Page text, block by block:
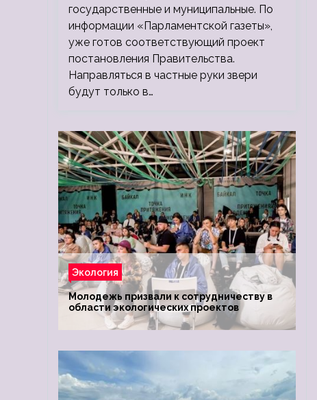
государственные и муниципальные. По
информации «Парламентской газеты»,
уже готов соответствующий проект
постановления Правительства.
Направляться в частные руки звери
будут только в…
Экология
Молодежь призвали к сотрудничеству в
области экологических проектов